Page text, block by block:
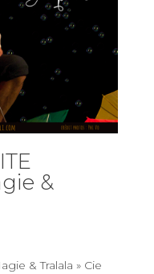
&
& Tralala » Cie